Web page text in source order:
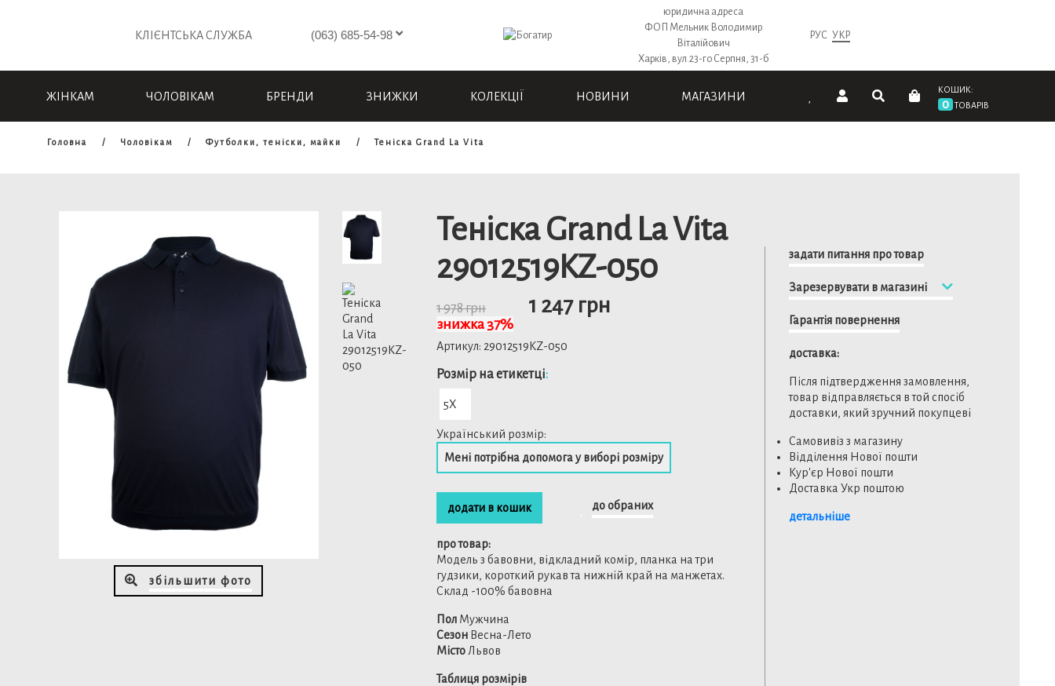
КЛІЄНТСЬКА СЛУЖБА (063) 685-54-98
юридична адреса
ФОП Мельник Володимир
Віталійович
Харків, вул.23-го Серпня, 31-б
РУС УКР
ЖІНКАМ ЧОЛОВІКАМ БРЕНДИ ЗНИЖКИ КОЛЕКЦІЇ НОВИНИ МАГАЗИНИ
КОШИК:
0 ТОВАРІВ
Головна Чоловікам Футболки, теніски, майки Теніска Grand La Vita
збільшити фото
Теніска Grand La Vita
29012519KZ-050
1 978 грн
знижка 37%
1 247 грн
Артикул: 29012519KZ-050
Розмiр на етикетці:
5X
Український розмір:
Мені потрібна допомога у виборі розміру
додати в кошик до обраних
про товар:
Модель з бавовни, відкладний комір, планка на три
гудзики, короткий рукав та нижній край на манжетах.
Склад -100% бавовна
Пол Мужчина
Сезон Весна-Лето
Місто Львов
Таблиця розмірів
задати питання про товар
Зарезервувати в магазині
Гарантія повернення
доставка:
Після підтвердження замовлення,
товар відправляється в той спосіб
доставки, який зручний покупцеві
Самовивіз з магазину
Відділення Нової пошти
Кур'єр Нової пошти
Доставка Укр поштою
детальніше